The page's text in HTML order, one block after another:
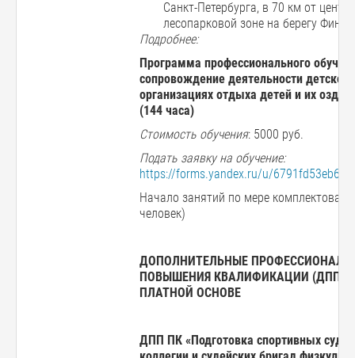
Санкт-Петербурга, в 70 км от
лесопарковой зоне на берегу
Подробнее:
Программа профессионального
сопровождение деятельности
организациях отдыха детей и их
(144 часа)
Стоимость обучения: 5000 руб.
Подать заявку на обучение:
https://forms.yandex.ru/u/
Начало занятий по мере
человек)
ДОПОЛНИТЕЛЬНЫЕ
ПОВЫШЕНИЯ КВАЛИФИКАЦИИ (ДПП
ПЛАТНОЙ ОСНОВЕ
ДПП ПК «Подготовка спортивных